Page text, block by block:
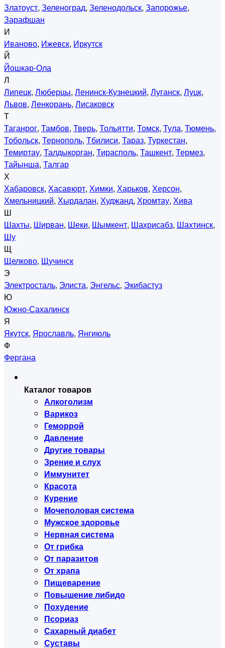
Златоуст, Зеленоград, Зеленодольск, Запорожье,
Зарафшан
И
Иваново, Ижевск, Иркутск
Й
Йошкар-Ола
Л
Липецк, Люберцы, Ленинск-Кузнецкий, Луганск, Луцк,
Львов, Ленкорань, Лисаковск
Т
Таганрог, Тамбов, Тверь, Тольятти, Томск, Тула, Тюмень,
Тобольск, Тернополь, Тбилиси, Тараз, Туркестан,
Темиртау, Талдыкорган, Тирасполь, Ташкент, Термез,
Тайынша, Талгар
Х
Хабаровск, Хасавюрт, Химки, Харьков, Херсон,
Хмельницкий, Хырдалан, Худжанд, Хромтау, Хива
Ш
Шахты, Ширван, Шеки, Шымкент, Шахрисабз, Шахтинск,
Шу
Щ
Щелково, Щучинск
Э
Электросталь, Элиста, Энгельс, Экибастуз
Ю
Южно-Сахалинск
Я
Якутск, Ярославль, Янгиюль
Ф
Фергана
Каталог товаров
Алкоголизм
Варикоз
Геморрой
Давление
Другие товары
Зрение и слух
Иммунитет
Красота
Курение
Мочеполовая система
Мужское здоровье
Нервная система
От грибка
От паразитов
От храпа
Пищеварение
Повышение либидо
Похудение
Псориаз
Сахарный диабет
Суставы